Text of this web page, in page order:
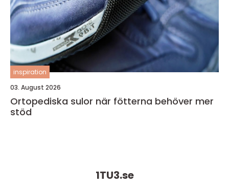
inspiration
03. August 2026
Ortopediska sulor när fötterna behöver mer
stöd
1TU3.se